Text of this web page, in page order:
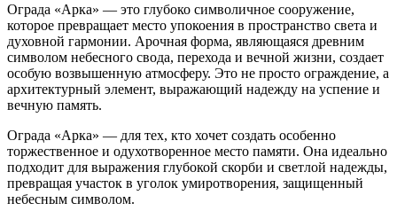
Ограда «Арка» — это глубоко символичное сооружение,
которое превращает место упокоения в пространство света и
духовной гармонии. Арочная форма, являющаяся древним
символом небесного свода, перехода и вечной жизни, создает
особую возвышенную атмосферу. Это не просто ограждение, а
архитектурный элемент, выражающий надежду на успение и
вечную память.
Ограда «Арка» — для тех, кто хочет создать особенно
торжественное и одухотворенное место памяти. Она идеально
подходит для выражения глубокой скорби и светлой надежды,
превращая участок в уголок умиротворения, защищенный
небесным символом.